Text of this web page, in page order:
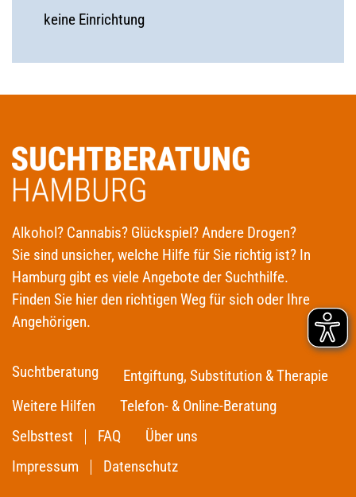
keine Einrichtung
Alkohol? Cannabis? Glückspiel? Andere Drogen?
Sie sind unsicher, welche Hilfe für Sie richtig ist? In
Hamburg gibt es viele Angebote der Suchthilfe.
Finden Sie hier den richtigen Weg für sich oder Ihre
Angehörigen.
Suchtberatung
Entgiftung, Substitution & Therapie
Weitere Hilfen
Telefon- & Online-Beratung
Selbsttest
FAQ
Über uns
Impressum
Datenschutz